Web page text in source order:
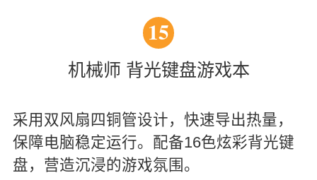
15
机械师 背光键盘游戏本
采用双风扇四铜管设计，快速导出热量，
保障电脑稳定运行。配备16色炫彩背光键
盘，营造沉浸的游戏氛围。